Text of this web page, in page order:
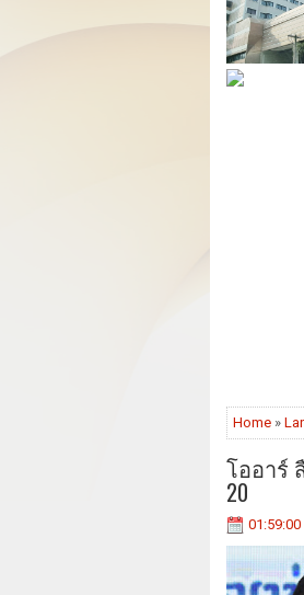
Home »
โออาร์
20
01:59:00